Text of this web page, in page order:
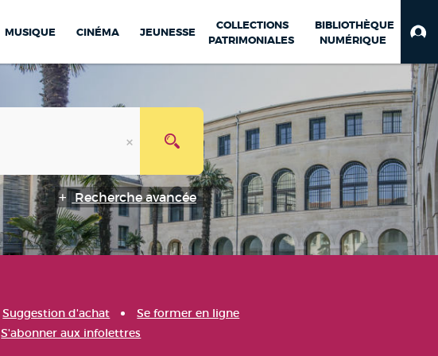
MUSIQUE CINÉMA JEUNESSE
COLLECTIONS
PATRIMONIALES
BIBLIOTHÈQUE
NUMÉRIQUE
Recherche avancée
Suggestion d'achat
Se former en ligne
S'abonner aux infolettres